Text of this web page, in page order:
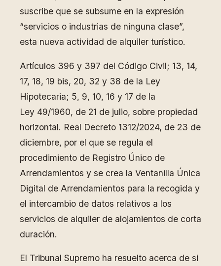
suscribe que se subsume en la expresión
“servicios o industrias de ninguna clase”,
esta nueva actividad de alquiler turístico.
Artículos 396 y 397 del Código Civil; 13, 14,
17, 18, 19 bis, 20, 32 y 38 de la Ley
Hipotecaria; 5, 9, 10, 16 y 17 de la
Ley 49/1960, de 21 de julio, sobre propiedad
horizontal. Real Decreto 1312/2024, de 23 de
diciembre, por el que se regula el
procedimiento de Registro Único de
Arrendamientos y se crea la Ventanilla Única
Digital de Arrendamientos para la recogida y
el intercambio de datos relativos a los
servicios de alquiler de alojamientos de corta
duración.
El Tribunal Supremo ha resuelto acerca de si